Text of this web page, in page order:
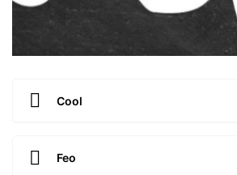
Cool
Feo